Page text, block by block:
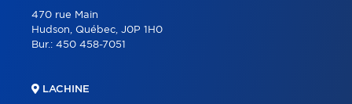
470 rue Main
Hudson, Québec, J0P 1H0
Bur.: 450 458-7051
LACHINE